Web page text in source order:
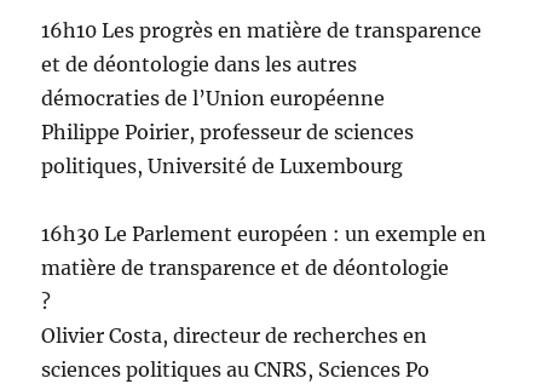
16h10 Les progrès en matière de transparence
et de déontologie dans les autres
démocraties de l’Union européenne
Philippe Poirier, professeur de sciences
politiques, Université de Luxembourg
16h30 Le Parlement européen : un exemple en
matière de transparence et de déontologie
?
Olivier Costa, directeur de recherches en
sciences politiques au CNRS, Sciences Po